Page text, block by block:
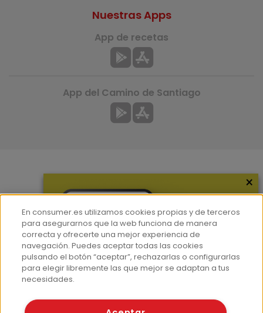
Hemeroteca
Contacto
Prensa
Corpus Lingüístico Consumer
Nuestras Apps
App de recetas
App del Camino de Santiago
© Fundación EROSKI
×
En consumer.es utilizamos cookies propias y de terceros
para asegurarnos que la web funciona de manera
correcta y ofrecerte una mejor experiencia de
navegación. Puedes aceptar todas las cookies
pulsando el botón “aceptar”, rechazarlas o configurarlas
para elegir libremente las que mejor se adaptan a tus
necesidades.